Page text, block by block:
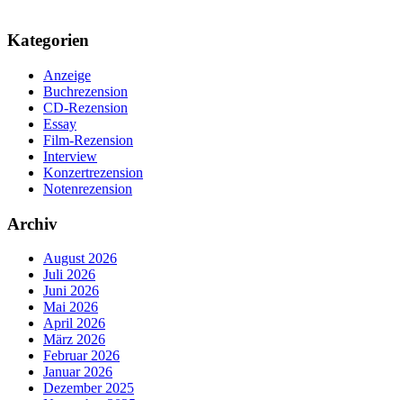
Kategorien
Anzeige
Buchrezension
CD-Rezension
Essay
Film-Rezension
Interview
Konzertrezension
Notenrezension
Archiv
August 2026
Juli 2026
Juni 2026
Mai 2026
April 2026
März 2026
Februar 2026
Januar 2026
Dezember 2025